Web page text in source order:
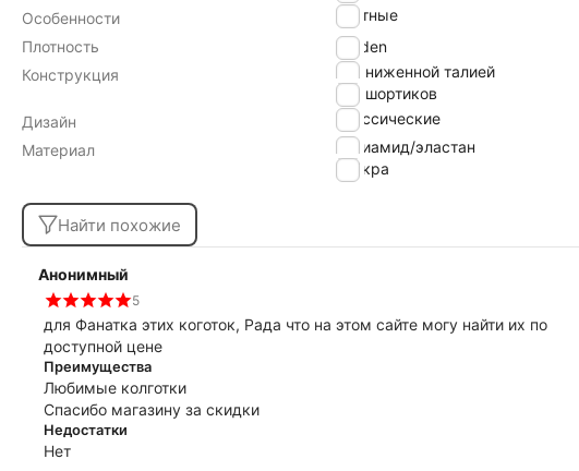
Особенности
плотные
Плотность
40 den
Конструкция
с заниженной талией
без шортиков
Дизайн
классические
Материал
полиамид/эластан
лайкра
Найти похожие
Анонимный
5
для Фанатка этих коготок, Рада что на этом сайте могу найти их по
доступной цене
Преимущества
Любимые колготки
Спасибо магазину за скидки
Недостатки
Нет